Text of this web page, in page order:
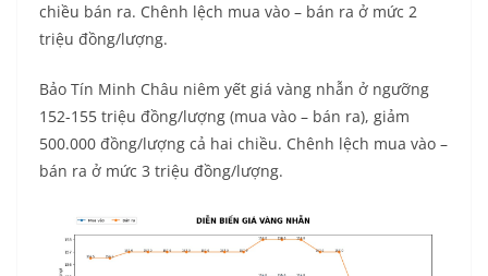
chiều bán ra. Chênh lệch mua vào – bán ra ở mức 2
triệu đồng/lượng.
Bảo Tín Minh Châu niêm yết giá vàng nhẫn ở ngưỡng
152-155 triệu đồng/lượng (mua vào – bán ra), giảm
500.000 đồng/lượng cả hai chiều. Chênh lệch mua vào –
bán ra ở mức 3 triệu đồng/lượng.